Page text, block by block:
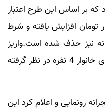
که بر اساس این طرح اعتبار
کالابرگ از ۱۲۰ به ۲۲۰ هزار تومان افزایش یافته و شرط
یارانه نیز حذف شده است.واریز
880 هزار تومان یارانه تشویقی برای خانوار 4 نفره در نظر گرفته
طرح فجرانه رونمایی و اعلام کرد این